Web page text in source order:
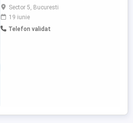
bucatar program full time. Experienta
minima obligatorie Informatii doar la
telefon: (inclusiv pe whatsapp)
Sector 5, Bucuresti
19 iunie
Telefon validat